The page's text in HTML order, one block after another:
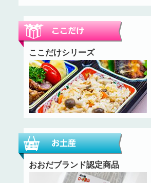
ここだけシリーズ
おおだブランド認定商品